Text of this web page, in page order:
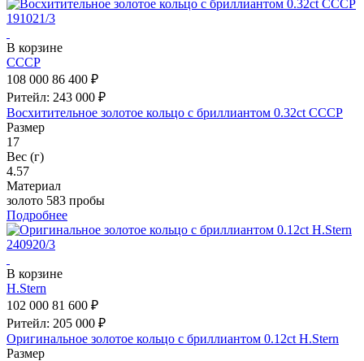
В корзине
СССР
108 000 86 400 ₽
Ритейл: 243 000 ₽
Восхитительное золотое кольцо с бриллиантом 0.32ct СССР
Размер
17
Вес (г)
4.57
Материал
золото 583 пробы
Подробнее
В корзине
H.Stern
102 000 81 600 ₽
Ритейл: 205 000 ₽
Оригинальное золотое кольцо с бриллиантом 0.12ct H.Stern
Размер